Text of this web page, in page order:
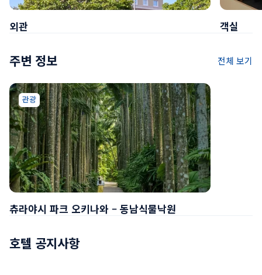
외관 객실
주변 정보 전체 보기
츄라야시 파크 오키나와 – 동남식물낙원
관광
호텔 공지사항